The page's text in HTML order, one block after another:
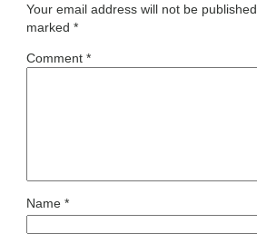
Your email address will not be published.
marked *
Comment *
Name *